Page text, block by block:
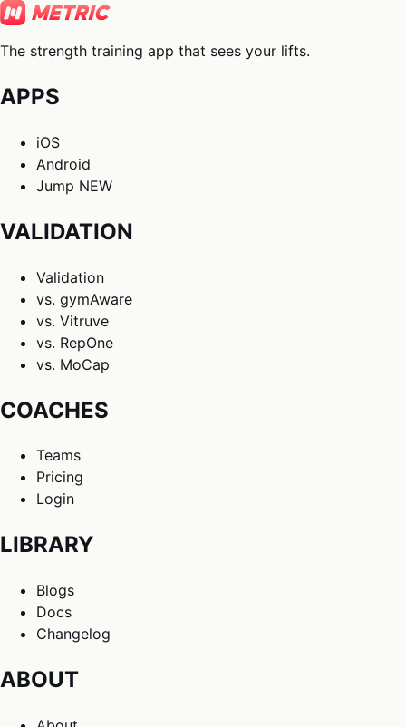
The strength training app that sees your lifts.
APPS
iOS
Android
Jump NEW
VALIDATION
Validation
vs. gymAware
vs. Vitruve
vs. RepOne
vs. MoCap
COACHES
Teams
Pricing
Login
LIBRARY
Blogs
Docs
Changelog
ABOUT